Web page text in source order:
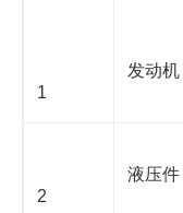
1
发动
2
液压